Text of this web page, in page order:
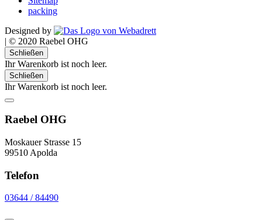
packing
Designed by
| © 2020 Raebel OHG
Schließen
Ihr Warenkorb ist noch leer.
Schließen
Ihr Warenkorb ist noch leer.
Raebel OHG
Moskauer Strasse 15
99510 Apolda
Telefon
03644 / 84490